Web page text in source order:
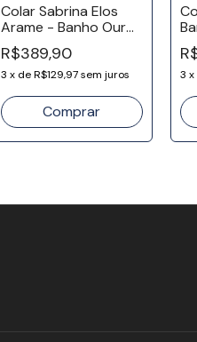
Colar Sabrina Elos
Arame - Banho Ouro
18k
R$389,90
3 x deR$129,97 sem juros 3 x